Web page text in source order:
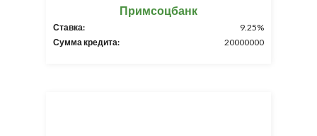
Примсоцбанк
Ставка:
9.25%
Сумма кредита:
20000000